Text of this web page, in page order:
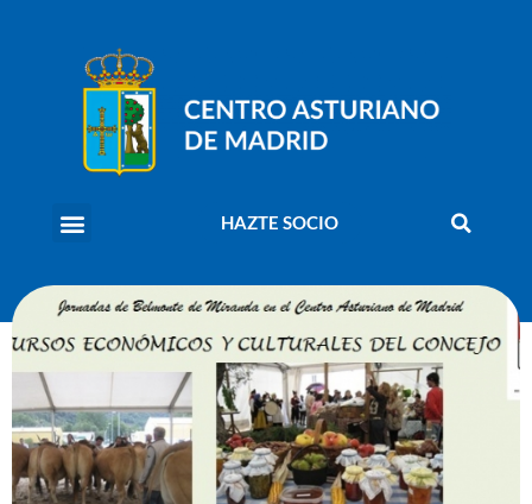
HAZTE SOCIO